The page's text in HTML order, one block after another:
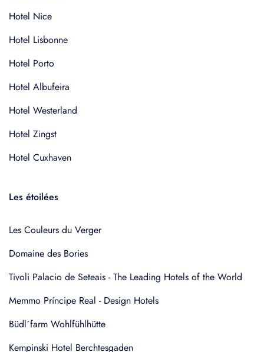
Hotel Nice
Hotel Lisbonne
Hotel Porto
Hotel Albufeira
Hotel Westerland
Hotel Zingst
Hotel Cuxhaven
Les étoilées
Les Couleurs du Verger
Domaine des Bories
Tivoli Palacio de Seteais - The Leading Hotels of the World
Memmo Príncipe Real - Design Hotels
Büdl´farm Wohlfühlhütte
Kempinski Hotel Berchtesgaden